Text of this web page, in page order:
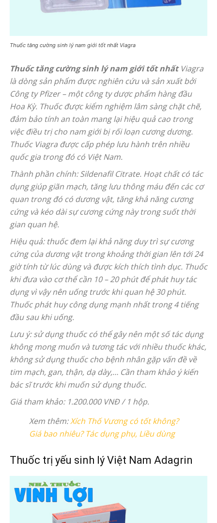
Thuốc tăng cường sinh lý nam giới tốt nhất Viagra
Thuốc tăng cường sinh lý nam giới tốt nhấtViagra
là dòng sản phẩm được nghiên cứu và sản xuất bởi
Công ty Pfizer – một công ty dược phẩm hàng đầu
Hoa Kỳ. Thuốc được kiểm nghiệm lâm sàng chặt chẽ,
đảm bảo tính an toàn mang lại hiệu quả cao trong
việc điều trị cho nam giới bị rối loạn cương dương.
Thuốc Viagra được cấp phép lưu hành trên nhiều
quốc gia trong đó có Việt Nam.
Thành phần chính: Sildenafil Citrate. Hoạt chất có tác
dụng giúp giãn mạch, tăng lưu thông máu đến các cơ
quan trong đó có dương vật, tăng khả năng cương
cứng và kéo dài sự cương cứng này trong suốt thời
gian quan hệ.
Hiệu quả: thuốc đem lại khả năng duy trì sự cương
cứng của dương vật trong khoảng thời gian lên tới 24
giờ tính từ lúc dùng và được kích thích tình dục. Thuốc
khi đưa vào cơ thể cần 10 – 20 phút để phát huy tác
dụng vì vậy nên uống trước khi quan hệ 30 phút.
Thuốc phát huy công dụng mạnh nhất trong 4 tiếng
đầu sau khi uống.
Lưu ý: sử dụng thuốc có thể gây nên một số tác dụng
không mong muốn và tương tác với nhiều thuốc khác,
không sử dụng thuốc cho bệnh nhân gặp vấn đề về
tim mạch, gan, thận, dạ dày,… Cần tham khảo ý kiến
bác sĩ trước khi muốn sử dụng thuốc.
Giá tham khảo: 1.200.000 VNĐ / 1 hộp.
Xem thêm:Xích Thố Vương có tốt không?
Giá bao nhiêu? Tác dụng phụ, Liều dùng
Thuốc trị yếu sinh lý Việt Nam Adagrin